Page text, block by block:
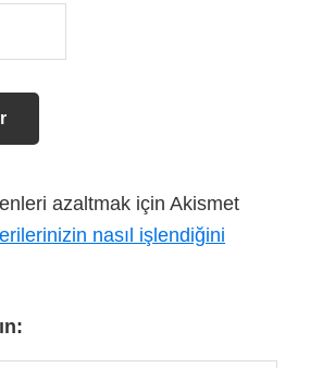
azaltmak için Akismet
nasıl işlendiğini